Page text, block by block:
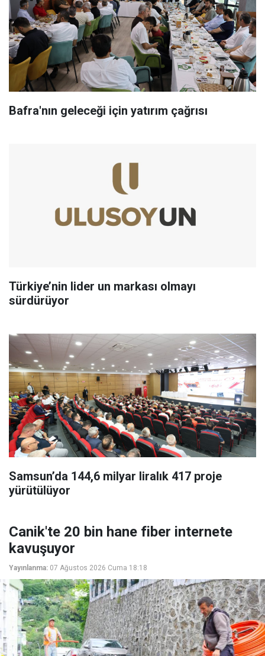
Bafra'nın geleceği için yatırım çağrısı
Türkiye’nin lider un markası olmayı
sürdürüyor
Samsun’da 144,6 milyar liralık 417 proje
yürütülüyor
Canik'te 20 bin hane fiber internete
kavuşuyor
Yayınlanma: 07 Ağustos 2026 Cuma 18:18